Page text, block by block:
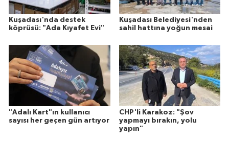
Kuşadası'nda destek
köprüsü: "Ada Kıyafet Evi"
Kuşadası Belediyesi'nden
sahil hattına yoğun mesai
"Adalı Kart"ın kullanıcı
sayısı her geçen gün artıyor
CHP'li Karakoz: "Şov
yapmayı bırakın, yolu
yapın"